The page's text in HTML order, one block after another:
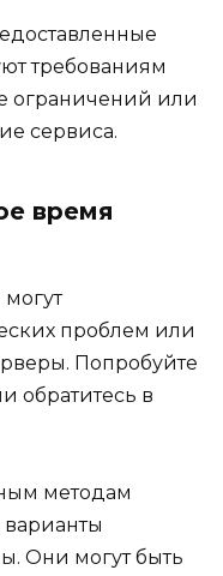
требованиям
ограничений или
сервиса.
время
проблем или
Попробуйте
обратитесь в
методам
варианты
Они могут быть